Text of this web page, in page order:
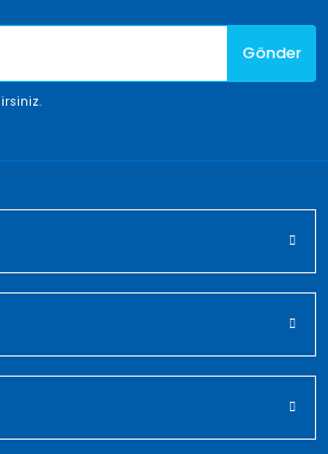
eksik bilgiler bulunuyor.
bulunuyor.
Gönder